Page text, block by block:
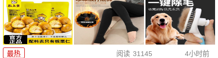
最热 阅读 31145 4小时前